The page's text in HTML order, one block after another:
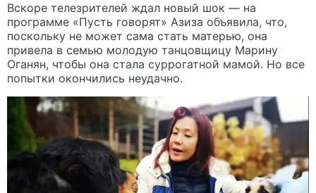
Вскоре телезрителей ждал новый шок — на
программе «Пусть говорят» Азиза объявила, что,
поскольку не может сама стать матерью, она
привела в семью молодую танцовщицу Марину
Оганян, чтобы она стала суррогатной мамой. Но все
попытки окончились неудачно.